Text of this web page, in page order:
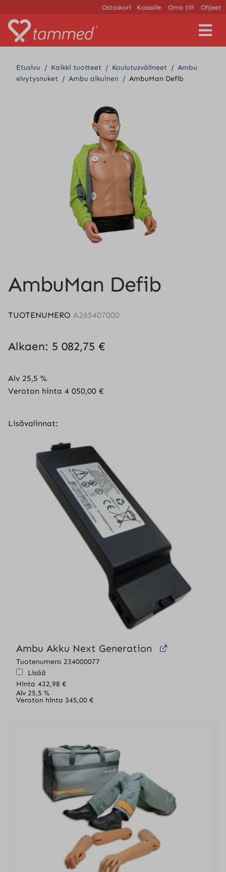
Ostoskori Kassalle Oma tili Ohjeet
V
a
l
Etusivu / Kaikki tuotteet / Koulutusvälineet / Ambu
elvytysnuket / Ambu aikuinen / AmbuMan Defib
AmbuMan Defib
TUOTENUMERO A265407000
Alkaen: 5 082,75 €
Alv 25,5 %
Veroton hinta 4 050,00 €
Lisävalinnat:
Ambu Akku Next Generation
Tuotenumero 234000077
Lisää
Hinta 432,98€
Alv 25,5 %
Veroton hinta 345,00 €